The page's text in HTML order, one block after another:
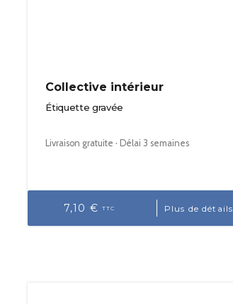
Collective intérieur
Étiquette gravée
Livraison gratuite · Délai 3 semaines
7,10 € TTC Plus de détails